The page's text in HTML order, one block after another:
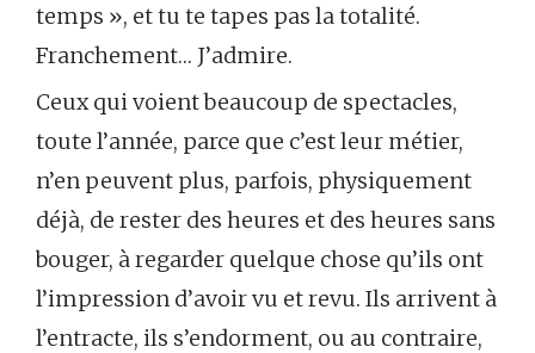
temps », et tu te tapes pas la totalité.
Franchement… J’admire.
Ceux qui voient beaucoup de spectacles,
toute l’année, parce que c’est leur métier,
n’en peuvent plus, parfois, physiquement
déjà, de rester des heures et des heures sans
bouger, à regarder quelque chose qu’ils ont
l’impression d’avoir vu et revu. Ils arrivent à
l’entracte, ils s’endorment, ou au contraire,